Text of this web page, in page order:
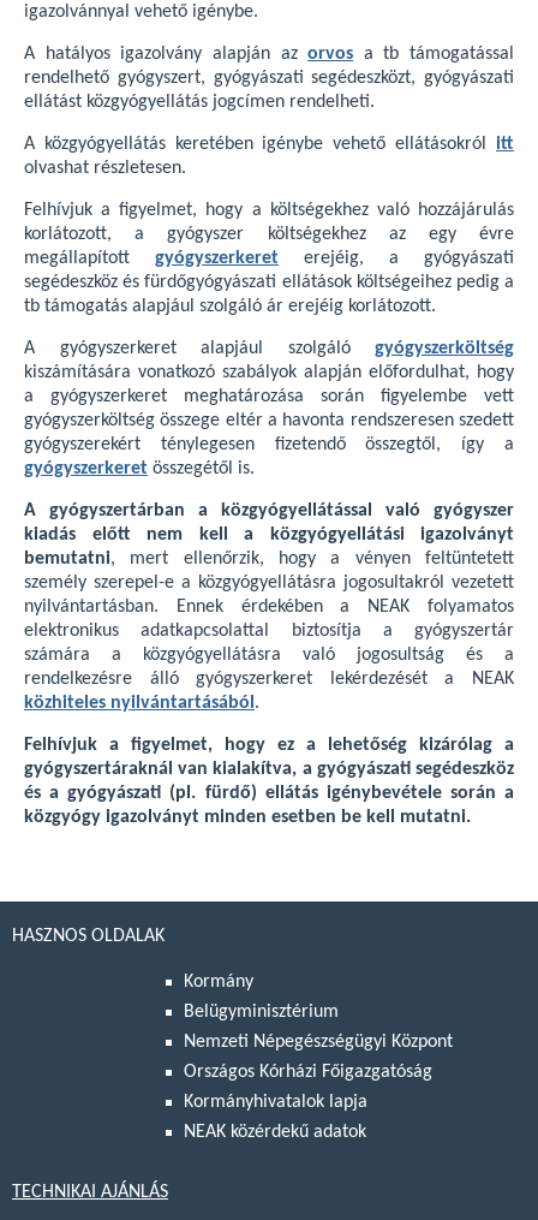
igazolvánnyal vehető igénybe.
A hatályos igazolvány alapján azorvos a tb támogatással
rendelhető gyógyszert, gyógyászati segédeszközt, gyógyászati
ellátást közgyógyellátás jogcímen rendelheti.
A közgyógyellátás keretében igénybe vehető ellátásokról itt
olvashat részletesen.
Felhívjuk a figyelmet, hogy a költségekhez való hozzájárulás
korlátozott, a gyógyszer költségekhez az egy évre
megállapított gyógyszerkeret erejéig, a gyógyászati
segédeszköz és fürdőgyógyászati ellátások költségeihez pedig a
tb támogatás alapjául szolgáló ár erejéig korlátozott.
A gyógyszerkeret alapjául szolgáló gyógyszerköltség
kiszámítására vonatkozó szabályok alapján előfordulhat, hogy
a gyógyszerkeret meghatározása során figyelembe vett
gyógyszerköltség összege eltér a havonta rendszeresen szedett
gyógyszerekért ténylegesen fizetendő összegtől, így a
gyógyszerkeret összegétől is.
A gyógyszertárban a közgyógyellátással való gyógyszer
kiadás előtt nem kell a közgyógyellátási igazolványt
bemutatni, mert ellenőrzik, hogy a vényen feltüntetett
személy szerepel-e a közgyógyellátásra jogosultakról vezetett
nyilvántartásban. Ennek érdekében a NEAK folyamatos
elektronikus adatkapcsolattal biztosítja a gyógyszertár
számára a közgyógyellátásra való jogosultság és a
rendelkezésre álló gyógyszerkeret lekérdezését a NEAK
közhiteles nyilvántartásából .
Felhívjuk a figyelmet, hogy ez a lehetőség kizárólag a
gyógyszertáraknál van kialakítva, a gyógyászati segédeszköz
és a gyógyászati (pl. fürdő) ellátás igénybevétele során a
közgyógy igazolványt minden esetben be kell mutatni.
HASZNOS OLDALAK
Kormány
Belügyminisztérium
Nemzeti Népegészségügyi Központ
Országos Kórházi Főigazgatóság
Kormányhivatalok lapja
NEAK közérdekű adatok
TECHNIKAI AJÁNLÁS